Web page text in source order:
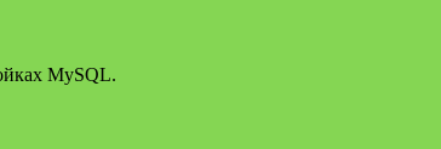
MySQL.